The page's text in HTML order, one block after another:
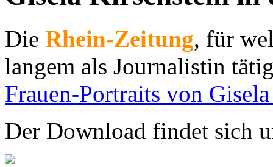
Die Rhein-Zeitung, für
langem als Journalistin
Frauen-Portraits von
Der Download findet sich